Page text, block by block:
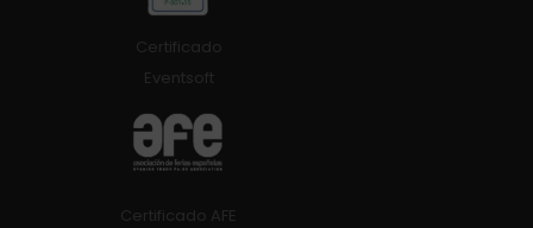
Certificado
Eventsoft
Certificado AFE